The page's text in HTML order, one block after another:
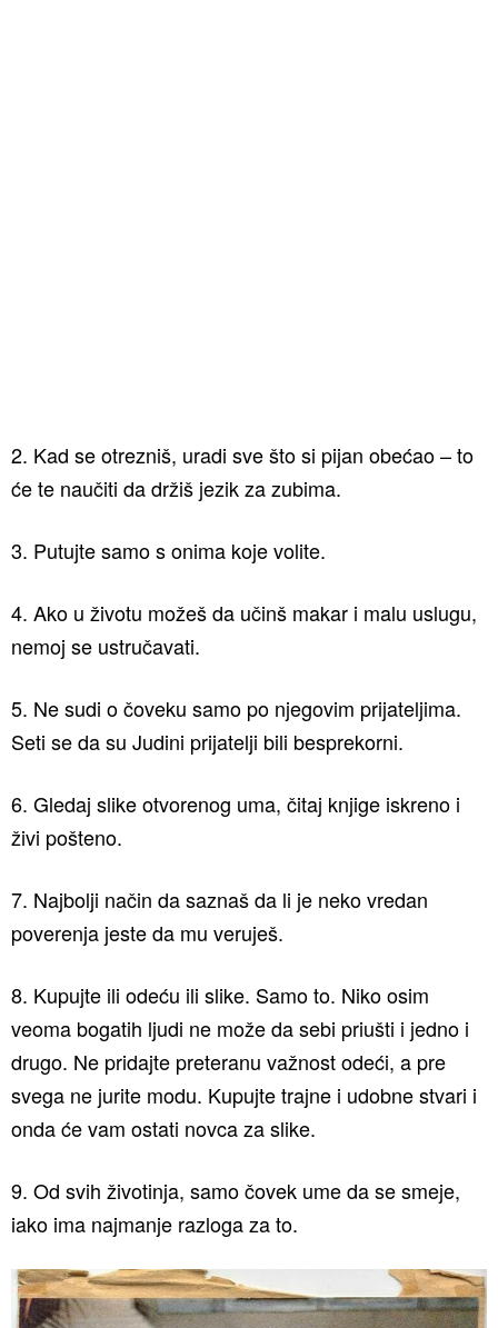
2. Kad se otrezniš, uradi sve što si pijan obećao – to
će te naučiti da držiš jezik za zubima.
3. Putujte samo s onima koje volite.
4. Ako u životu možeš da učinš makar i malu uslugu,
nemoj se ustručavati.
5. Ne sudi o čoveku samo po njegovim prijateljima.
Seti se da su Judini prijatelji bili besprekorni.
6. Gledaj slike otvorenog uma, čitaj knjige iskreno i
živi pošteno.
7. Najbolji način da saznaš da li je neko vredan
poverenja jeste da mu veruješ.
8. Kupujte ili odeću ili slike. Samo to. Niko osim
veoma bogatih ljudi ne može da sebi priušti i jedno i
drugo. Ne pridajte preteranu važnost odeći, a pre
svega ne jurite modu. Kupujte trajne i udobne stvari i
onda će vam ostati novca za slike.
9. Od svih životinja, samo čovek ume da se smeje,
iako ima najmanje razloga za to.